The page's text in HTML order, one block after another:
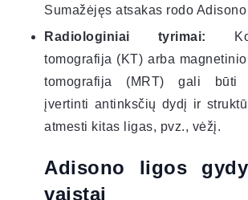
Sumažėjęs atsakas rodo
Radiologiniai tyrimai:
tomografija (KT) arba
tomografija (MRT) gali būti
įvertinti antinksčių dydį ir
atmesti kitas ligas, pvz., vėžį.
Adisono ligos
vaistai